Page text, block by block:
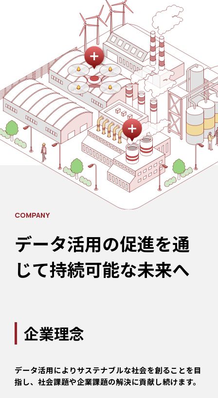
COMPANY
データ活用の促進を通
じて持続可能な未来へ
企業理念
データ活用によりサステナブルな社会を創ることを目
指し、社会課題や企業課題の解決に貢献し続けます。